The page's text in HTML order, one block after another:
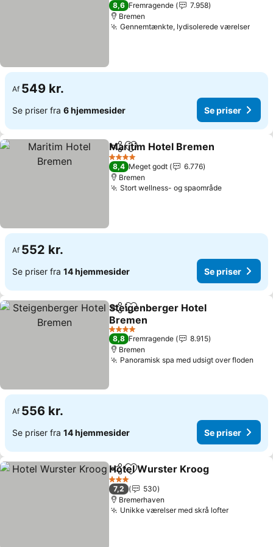
8,6 Fremragende
7.958
Bremen
Gennemtænkte, lydisolerede værelserSe
Af 549 kr.
Se priser fra 6 hjemmesider Se priser
Del Føj til favoritter
Maritim Hotel Bremen
4 Stjerner
8,4 Meget godt
6.776
Bremen
Stort wellness- og spaområdeSe priser
Af 552 kr.
Se priser fra 14 hjemmesider Se priser
Del Føj til favoritter
Steigenberger Hotel
Bremen
Se priser
4 Stjerner
8,8 Fremragende
8.915
Bremen
Panoramisk spa med udsigt over floden
Af 556 kr.
Se priser fra 14 hjemmesider Se priser
Del Føj til favoritter
Hotel Wurster Kroog
3 Stjerner
7,2
530
Bremerhaven
Unikke værelser med skrå lofterSe priser